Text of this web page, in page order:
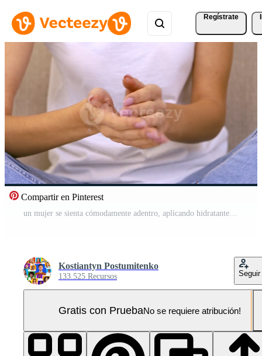
Regístrate
Compartir en Pinterest
un mujer se sienta cómodamente adentro, aplicando hidratante a su mano. ella usa un sencillo blanco parte superior y es enfocado en cuidando para su piel. un relajado atmósfera rodea su. Vídeo Pro
Kostiantyn Postumitenko
133.525 Recursos Seguir
Gratis con PruebaNo se requiere atribución!